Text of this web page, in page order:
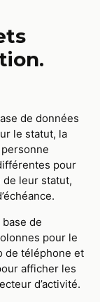
de données
le statut, la
pour
leur statut,
de
pour le
de téléphone et
afficher les
d’activité.